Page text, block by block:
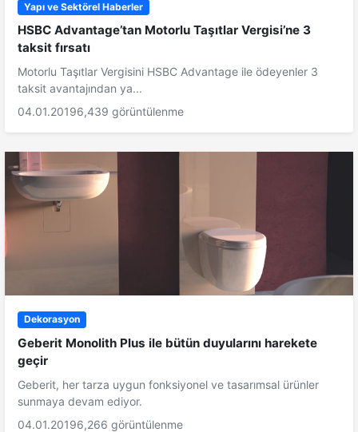
Yapı ve Sektörel Haberler
HSBC Advantage’tan Motorlu Taşıtlar Vergisi’ne 3
taksit fırsatı
Motorlu Taşıtlar Vergisini HSBC Advantage ile ödeyenler 3
taksit avantajından ya...
04.01.20196,439 görüntülenme
Dekorasyon
Geberit Monolith Plus ile bütün duyularını harekete
geçir
Geberit, her tarza uygun fonksiyonel ve tasarımsal ürünler
sunmaya devam ediyor.
04.01.20196,266 görüntülenme